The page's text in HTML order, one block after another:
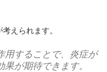
えられます。
用することで、炎症が
が期待できます。